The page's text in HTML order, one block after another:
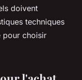
doivent
techniques
pour choisir